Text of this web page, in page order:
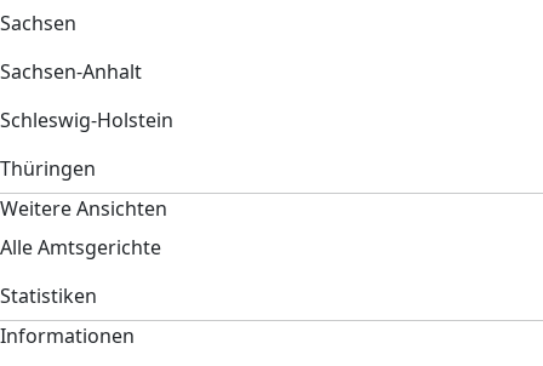
Sachsen
Sachsen-Anhalt
Schleswig-Holstein
Thüringen
Weitere Ansichten
Alle Amtsgerichte
Statistiken
Informationen